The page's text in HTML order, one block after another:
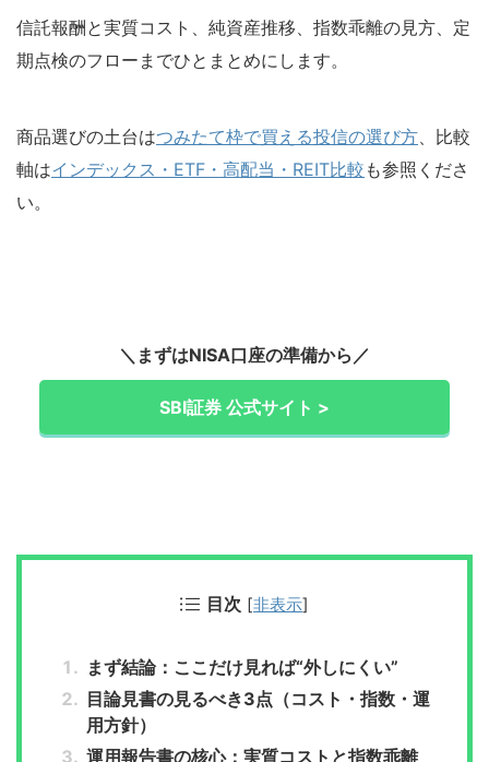
信託報酬と実質コスト、純資産推移、指数乖離の見方、定
期点検のフローまでひとまとめにします。
商品選びの土台はつみたて枠で買える投信の選び方 、比較
軸はインデックス・ETF・高配当・REIT比較 も参照くださ
い。
＼まずはNISA口座の準備から／
SBI証券 公式サイト >
目次 [非表示]
まず結論：ここだけ見れば“外しにくい”
目論見書の見るべき3点（コスト・指数・運
用方針）
運用報告書の核心：実質コストと指数乖離